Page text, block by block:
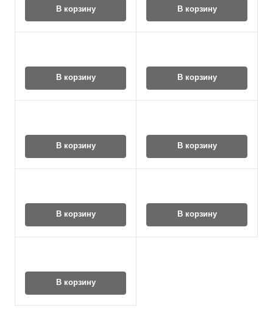
В корзину В корзину
В корзину В корзину
В корзину В корзину
В корзину В корзину
В корзину